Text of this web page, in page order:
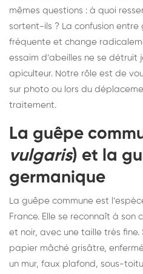
mêmes questions : à quoi
sortent-ils ? La confusion
fréquente et change
essaim d’abeilles ne se détruit
apiculteur. Notre rôle est de
sur photo ou lors du
traitement.
La guêpe
vulgaris) et la
germanique
La guêpe commune est
France. Elle se reconnaît à
et noir, avec une taille très
papier mâché grisâtre,
un mur, faux plafond, sous-